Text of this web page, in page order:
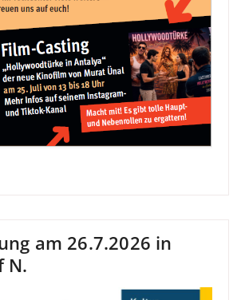
am 26.7.2026 in
N.